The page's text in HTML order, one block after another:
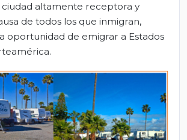
ciudad altamente receptora y
de todos los que inmigran,
oportunidad de emigrar a Estados